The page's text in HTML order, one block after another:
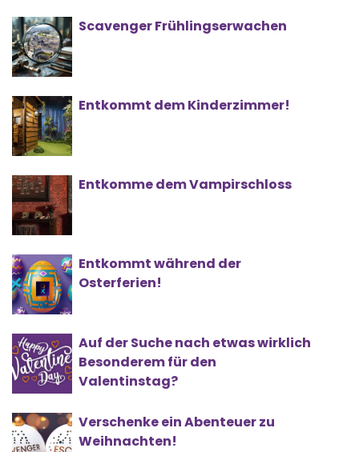
Scavenger Frühlingserwachen
Entkommt dem Kinderzimmer!
Entkomme dem Vampirschloss
Entkommt während der
Osterferien!
Auf der Suche nach etwas wirklich
Besonderem für den
Valentinstag?
Verschenke ein Abenteuer zu
Weihnachten!